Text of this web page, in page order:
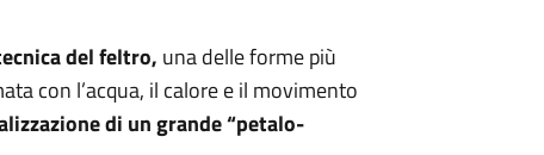
del feltro, una delle forme più
con l’acqua, il calore e il movimento
di un grande “petalo-